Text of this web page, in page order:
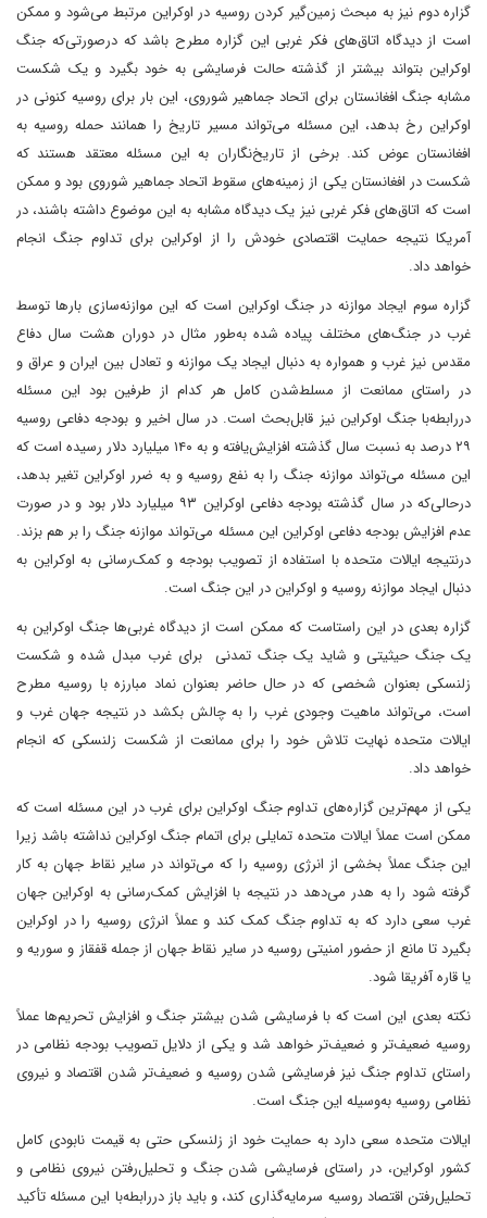
گزاره دوم نیز به مبحث زمین‌گیر کردن روسیه در اوکراین مرتبط می‌شود و ممکن
است از دیدگاه اتاق‌های فکر غربی این گزاره مطرح باشد که درصورتی‌که جنگ
اوکراین بتواند بیشتر از گذشته حالت فرسایشی به خود بگیرد و یک شکست
مشابه جنگ افغانستان برای اتحاد جماهیر شوروی، این بار برای روسیه کنونی در
اوکراین رخ بدهد، این مسئله می‌تواند مسیر تاریخ را همانند حمله روسیه به
افغانستان عوض کند. برخی از تاریخ‌نگاران به این مسئله معتقد هستند که
شکست در افغانستان یکی از زمینه‌های سقوط اتحاد جماهیر شوروی بود و ممکن
است که اتاق‌های فکر غربی نیز یک دیدگاه مشابه به این موضوع داشته باشند، در
آمریکا نتیجه حمایت اقتصادی خودش را از اوکراین برای تداوم جنگ انجام
خواهد داد.
گزاره سوم ایجاد موازنه در جنگ اوکراین است که این موازنه‌سازی بارها توسط
غرب در جنگ‌های مختلف پیاده شده به‌طور مثال در دوران هشت سال دفاع
مقدس نیز غرب و همواره به دنبال ایجاد یک موازنه و تعادل بین ایران و عراق و
در راستای ممانعت از مسلط‌شدن کامل هر کدام از طرفین بود این مسئله
دررابطه‌با جنگ اوکراین نیز قابل‌بحث است. در سال اخیر و بودجه دفاعی روسیه
۲۹ درصد به نسبت سال گذشته افزایش‌یافته و به ۱۴۰ میلیارد دلار رسیده است که
این مسئله می‌تواند موازنه جنگ را به نفع روسیه و به ضرر اوکراین تغیر بدهد،
درحالی‌که در سال گذشته بودجه دفاعی اوکراین ۹۳ میلیارد دلار بود و در صورت
عدم افزایش بودجه دفاعی اوکراین این مسئله می‌تواند موازنه جنگ را بر هم بزند.
درنتیجه ایالات متحده با استفاده از تصویب بودجه و کمک‌رسانی به اوکراین به
دنبال ایجاد موازنه روسیه و اوکراین در این جنگ است.
گزاره بعدی در این راستاست که ممکن است از دیدگاه غربی‌ها جنگ اوکراین به
یک جنگ حیثیتی و شاید یک جنگ تمدنی برای غرب مبدل شده‌ و شکست
زلنسکی بعنوان شخصی که در حال حاضر بعنوان نماد مبارزه با روسیه مطرح
است، می‌تواند ماهیت وجودی غرب را به چالش بکشد در نتیجه جهان غرب و
ایالات متحده نهایت تلاش خود را برای ممانعت از شکست زلنسکی که انجام
خواهد داد.
یکی از مهم‌ترین گزاره‌های تداوم جنگ اوکراین برای غرب در این مسئله است که
ممکن است عملاً ایالات متحده تمایلی برای اتمام جنگ اوکراین نداشته باشد زیرا
این جنگ عملاً بخشی از انرژی روسیه را که می‌تواند در سایر نقاط جهان به کار
گرفته شود را به هدر می‌دهد در نتیجه با افزایش کمک‌رسانی به اوکراین جهان
غرب سعی دارد که به تداوم جنگ کمک کند و عملاً انرژی روسیه را در اوکراین
بگیرد تا مانع از حضور امنیتی روسیه در سایر نقاط جهان از جمله قفقاز و سوریه و
یا قاره آفریقا شود.
نکته بعدی این است که با فرسایشی شدن بیشتر جنگ و افزایش تحریم‌ها عملاً
روسیه ضعیف‌تر و ضعیف‌تر خواهد شد و یکی از دلایل تصویب بودجه نظامی در
راستای تداوم جنگ نیز فرسایشی شدن روسیه و ضعیف‌تر شدن اقتصاد و نیروی
نظامی روسیه به‌وسیله این جنگ است.
ایالات متحده سعی دارد به حمایت خود از زلنسکی حتی به قیمت نابودی کامل
کشور اوکراین، در راستای فرسایشی شدن جنگ و تحلیل‌رفتن نیروی نظامی و
تحلیل‌رفتن اقتصاد روسیه سرمایه‌گذاری کند، و باید باز دررابطه‌با این مسئله تأکید